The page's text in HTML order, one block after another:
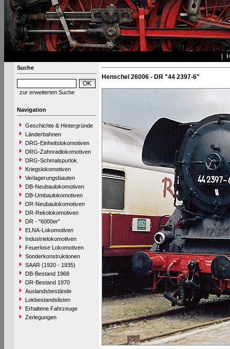
Suche
zur erweiterten Suche
Navigation
Geschichte & Hintergründe
Länderbahnen
DRG-Einheitslokomotiven
DRG-Zahnradlokomotiven
DRG-Schmalspurlok.
Kriegslokomotiven
Verlagerungsbauten
DB-Neubaulokomotiven
DB-Umbaulokomotiven
DR-Neubaulokomotiven
DR-Rekolokomotiven
DR - "6000er"
ELNA-Lokomotiven
Industrielokomotiven
Feuerlose Lokomotiven
Sonderkonstruktionen
SAAR (1920 - 1935)
DB-Bestand 1968
DR-Bestand 1970
Auslandsbestände
Lokbestandslisten
Erhaltene Fahrzeuge
Zerlegungen
Henschel 26006 - DR "44 2397-6"